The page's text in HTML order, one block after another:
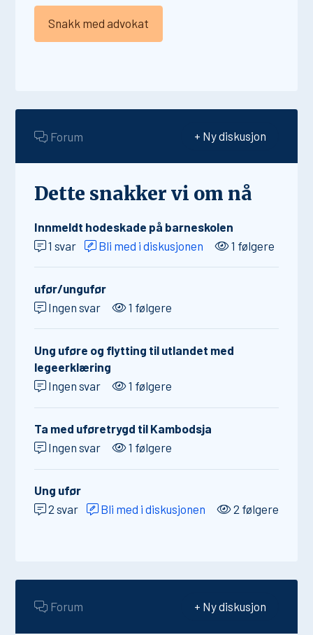
Snakk med advokat
Forum + Ny diskusjon
Dette snakker vi om nå
Innmeldt hodeskade på barneskolen
1 svar
Bli med i diskusjonen 1 følgere
ufør/ungufør
Ingen svar
1 følgere
Ung uføre og flytting til utlandet med
legeerklæring
Ingen svar
1 følgere
Ta med uføretrygd til Kambodsja
Ingen svar
1 følgere
Ung ufør
2 svar
Bli med i diskusjonen 2 følgere
Forum + Ny diskusjon